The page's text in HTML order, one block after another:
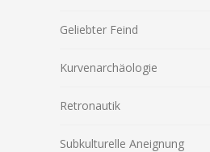
Geliebter Feind
Kurvenarchäologie
Retronautik
Subkulturelle Aneignung